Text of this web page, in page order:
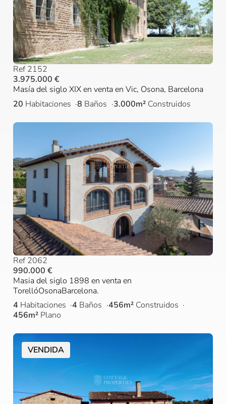
Ref 2152
3.975.000 €
Masía del siglo XIX en venta en Vic, Osona, Barcelona
20 Habitaciones 8 Baños 3.000m² Construidos
Ref 2062
990.000 €
Masia del siglo 1898 en venta en
TorellóOsonaBarcelona.
4 Habitaciones 4 Baños 456m² Construidos
456m² Plano
VENDIDA